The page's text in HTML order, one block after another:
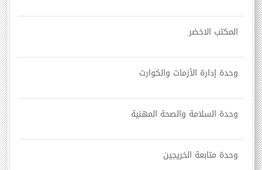
المكتب الاخضر
وحدة إدارة الأزمات والكوارث
وحدة السلامة والصحة المهنية
وحدة متابعة الخريجين